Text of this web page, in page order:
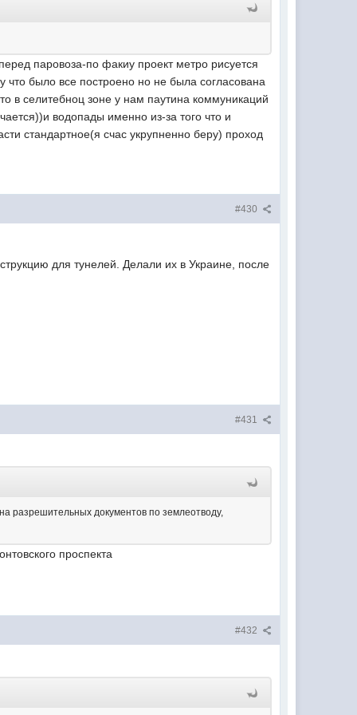
паровоза-по факиу проект метро рисуется
что было все построено но не была согласована
в селитебноц зоне у нам паутина коммуникаций
водопады именно из-за того что и
стандартное(я счас укрупненно беру) проход
#430
для тунелей. Делали их в Украине, после
#431
разрешительных документов по землеотводу,
проспекта
#432